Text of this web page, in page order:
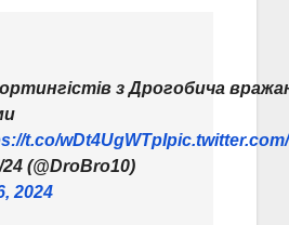
з Дрогобича
t.co/wDt4UgWTpI
(@DroBro10)
2024